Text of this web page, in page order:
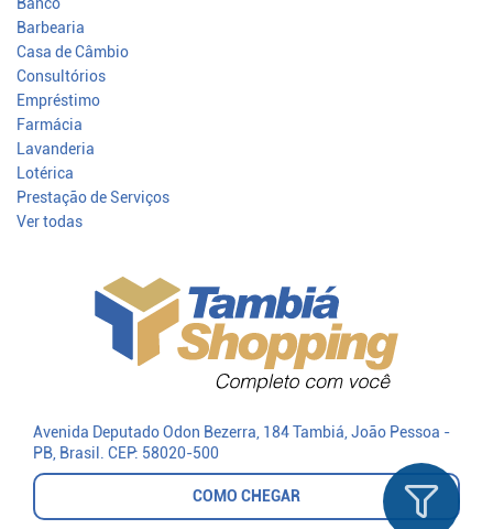
Barbearia
Casa de Câmbio
Consultórios
Empréstimo
Farmácia
Lavanderia
Lotérica
Prestação de Serviços
Ver todas
Avenida Deputado Odon Bezerra, 184 Tambiá , João Pessoa -
PB, Brasil. CEP: 58020-500
COMO CHEGAR